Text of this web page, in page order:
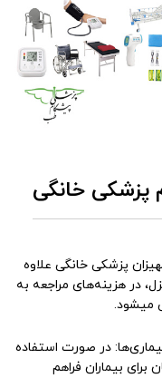
پزشکی خانگی
پزشکی خانگی علاوه
در هزینه‌های مراجعه به
میشود.
در صورت استفاده
برای بیماران فراهم